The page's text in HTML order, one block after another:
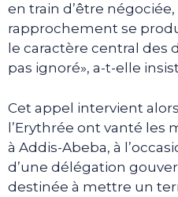
en train d’être négociée,
rapprochement se
le caractère central des
pas ignoré», a-t-elle
Cet appel intervient
l’Erythrée ont vanté les
à Addis-Abeba, à
d’une délégation
destinée à mettre un